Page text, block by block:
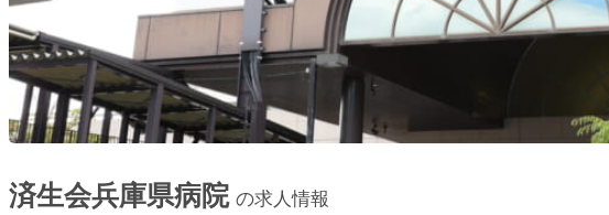
済生会兵庫県病院 の求人情報